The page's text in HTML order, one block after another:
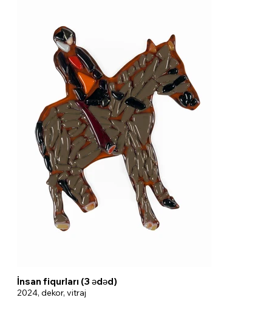
İnsan fiqurları (3 ədəd)
2024, dekor, vitraj